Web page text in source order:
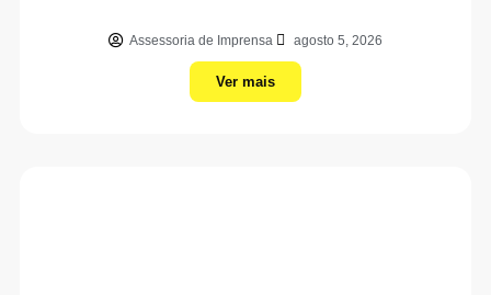
Assessoria de Imprensa agosto 5, 2026
Ver mais